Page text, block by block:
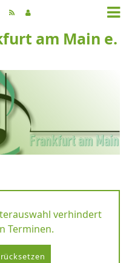
am Main e.
verhindert
Terminen.